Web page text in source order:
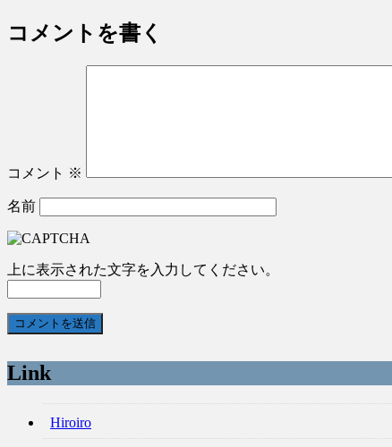
コメントを書く
コメント ※
名前
上に表示された文字を入力してください。
Link
Hiroiro